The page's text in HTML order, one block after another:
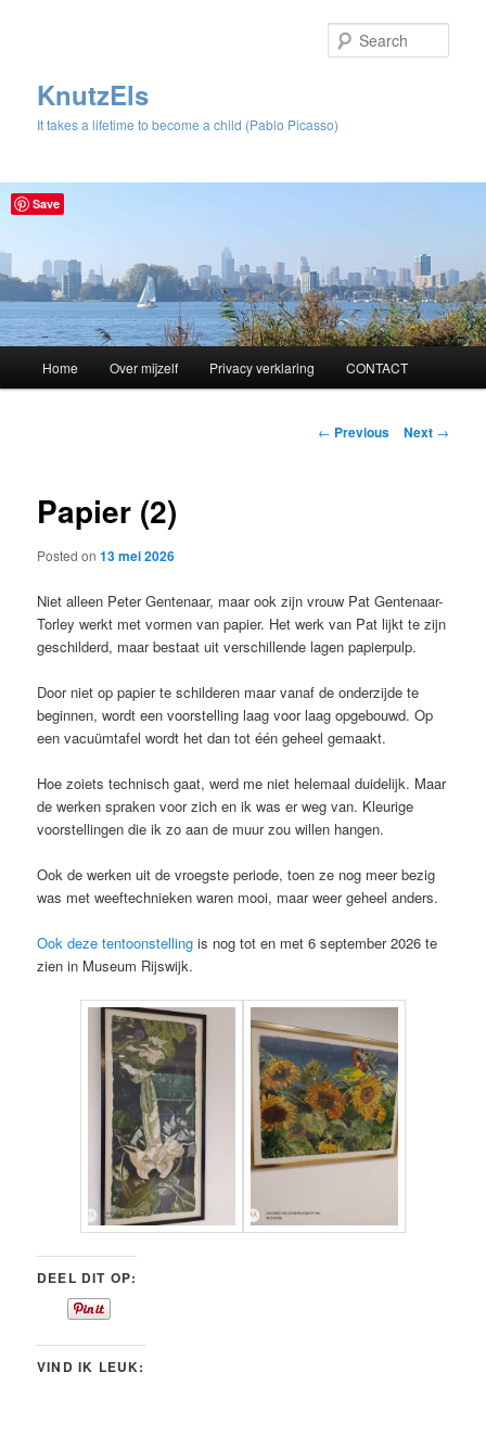
KnutzEls
It takes a lifetime to become a child (Pablo Picasso)
Skip
content
Home Over mijzelf Privacy verklaring CONTACT
Post
← Previous Next →
Papier (2)
Posted on13 mei 2026
Niet alleen Peter Gentenaar, maar ook zijn vrouw Pat Gentenaar-
Torley werkt met vormen van papier. Het werk van Pat lijkt te zijn
geschilderd, maar bestaat uit verschillende lagen papierpulp.
Door niet op papier te schilderen maar vanaf de onderzijde te
beginnen, wordt een voorstelling laag voor laag opgebouwd. Op
een vacuümtafel wordt het dan tot één geheel gemaakt.
Hoe zoiets technisch gaat, werd me niet helemaal duidelijk. Maar
de werken spraken voor zich en ik was er weg van. Kleurige
voorstellingen die ik zo aan de muur zou willen hangen.
Ook de werken uit de vroegste periode, toen ze nog meer bezig
was met weeftechnieken waren mooi, maar weer geheel anders.
Ook deze tentoonstellingis nog tot en met 6 september 2026 te
zien in Museum Rijswijk.
DEEL DIT OP:
VIND IK LEUK:
Save